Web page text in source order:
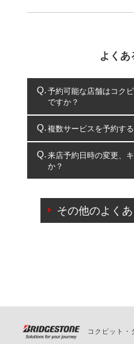
よくあ
予約可能な店舗はコク
ですか？
コクピット・タイヤ館
複数サービスを予約す
複数サービスのご予約
一部の商品・サービスの組
出来ないものもございます。
来店予約日時の変更、
か？
ご来店予約日の3営業日
の日時変更につきまし
その他のよく
コクピット・